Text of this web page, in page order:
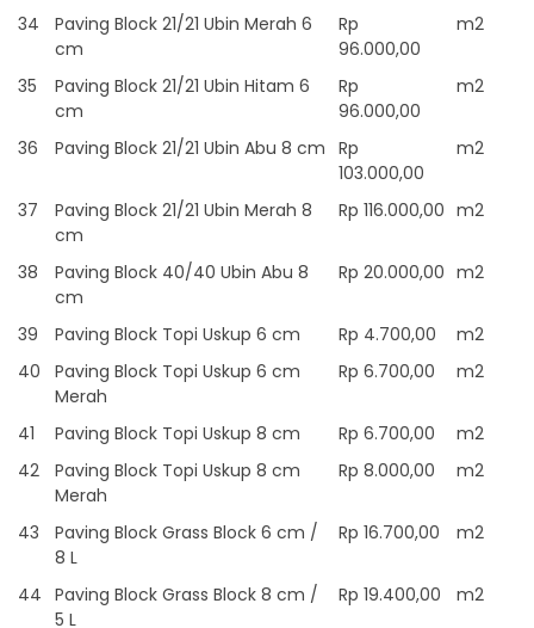
34
Paving Block 21/21 Ubin Merah 6
cm
Rp
96.000,00
m2
35
Paving Block 21/21 Ubin Hitam 6
cm
Rp
96.000,00
m2
36 Paving Block 21/21 Ubin Abu 8 cm Rp
103.000,00
m2
37
Paving Block 21/21 Ubin Merah 8
cm
Rp 116.000,00 m2
38
Paving Block 40/40 Ubin Abu 8
cm
Rp 20.000,00 m2
39 Paving Block Topi Uskup 6 cm Rp 4.700,00
m2
40
Paving Block Topi Uskup 6 cm
Merah
Rp 6.700,00 m2
41 Paving Block Topi Uskup 8 cm Rp 6.700,00
m2
42
Paving Block Topi Uskup 8 cm
Merah
Rp 8.000,00 m2
43
Paving Block Grass Block 6 cm /
8 L
Rp 16.700,00 m2
44 Paving Block Grass Block 8 cm /
5 L
Rp 19.400,00 m2